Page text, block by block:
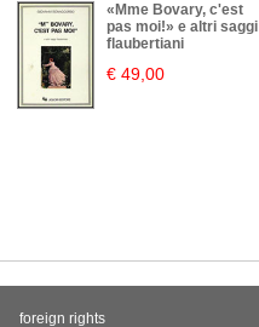
«Mme Bovary, c'est
pas moi!» e altri saggi
flaubertiani
€ 49,00
foreign rights